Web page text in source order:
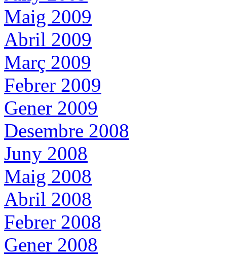
Maig 2009
Abril 2009
Març 2009
Febrer 2009
Gener 2009
Desembre 2008
Juny 2008
Maig 2008
Abril 2008
Febrer 2008
Gener 2008